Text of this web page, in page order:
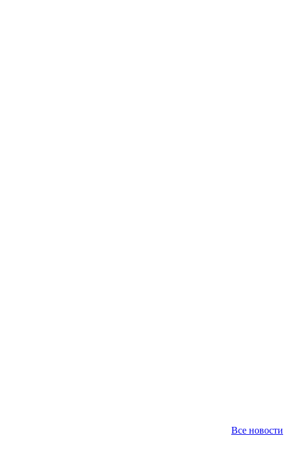
Все новости